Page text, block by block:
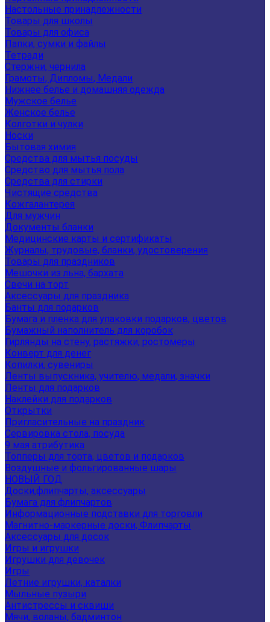
Настольные принадлежности
Товары для школы
Товары для офиса
Папки, сумки и файлы
Тетради
Стержни, чернила
Грамоты, Дипломы, Медали
Нижнее белье и домашняя одежда
Мужское белье
Женское белье
Колготки и чулки
Носки
Бытовая химия
Средства для мытья посуды
Средство для мытья пола
Средства для стирки
Чистящие средства
Кожгалантерея
Для мужчин
Документы бланки
Медицинские карты и сертификаты
Журналы, трудовые, бланки, удостоверения
Товары для праздников
Мешочки из льна, бархата
Свечи на торт
Аксессуары для праздника
Банты для подарков
Бумага и пленка для упаковки подарков, цветов
Бумажный наполнитель для коробок
Гирлянды на стену, растяжки, ростомеры
Конверт для денег
Копилки, сувениры
Ленты выпускника, учителю, медали, значки
Ленты для подарков
Наклейки для подарков
Открытки
Пригласительные на праздник
Сервировка стола, посуда
9 мая атрибутика
Топперы для торта, цветов и подарков
Воздушные и фольгированные шары
НОВЫЙ ГОД
Доски,флипчарты, аксессуары
Бумага для флипчартов
Информационные подставки для торговли
Магнитно-маркерные доски, Флипчарты
Аксессуары для досок
Игры и игрушки
Игрушки для девочек
Игры
Летние игрушки, каталки
Мыльные пузыри
Антистрессы и сквиши
Мячи, воланы, бадминтон